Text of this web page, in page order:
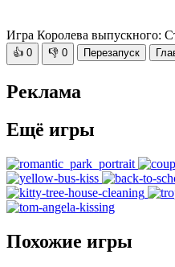
Игра Королева выпускного:
👍 0 👎 0 Перезапуск
Реклама
Ещё игры
Похожие игры